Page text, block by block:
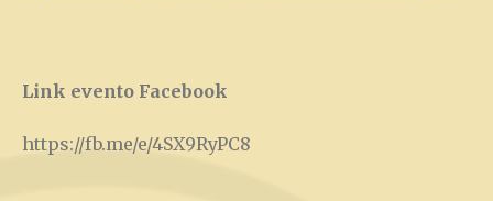
Link evento Facebook
https://fb.me/e/4SX9RyPC8